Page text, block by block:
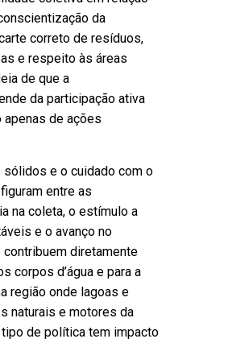
da
correto de resíduos,
e respeito às áreas
de que a
da participação ativa
apenas de ações
e o cuidado com o
entre as
na coleta, o estímulo a
e o avanço no
diretamente
corpos d’água e para a
região onde lagoas e
naturais e motores da
de política tem impacto